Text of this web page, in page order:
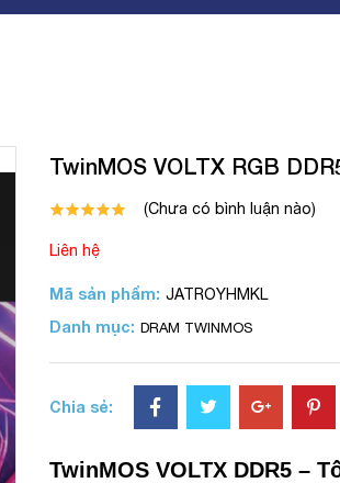
TwinMOS VOLTX RGB
(Chưa có bình luận nào)
Liên hệ
Mã sản phẩm: JATROYHMKL
Danh mục: DRAM TWINMOS
Chia sẻ:
TwinMOS VOLTX DDR5 –